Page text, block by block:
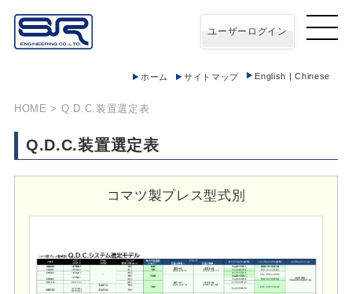
ユーザーログイン
ホーム サイトマップ English |Chinese
HOME > Q.D.C.装置選定表
Q.D.C.装置選定表
コマツ製プレス型式別